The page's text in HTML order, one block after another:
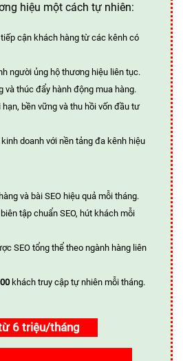
hiệu một cách tự nhiên:
cận khách hàng từ các kênh có
người ủng hộ thương hiệu liên tục.
và thúc đẩy hành động mua hàng.
bền vững và thu hồi vốn đầu tư
doanh với nền tảng đa kênh hiệu
và bài SEO hiệu quả mỗi tháng.
tập chuẩn SEO, hút khách mỗi
SEO tổng thể theo ngành hàng liên
khách truy cập tự nhiên mỗi tháng.
6 triệu/tháng